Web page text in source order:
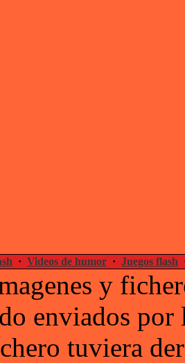
· Videos de humor · Juegos flash
y
enviados por
tuviera